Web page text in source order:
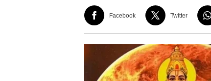
Facebook Twitter